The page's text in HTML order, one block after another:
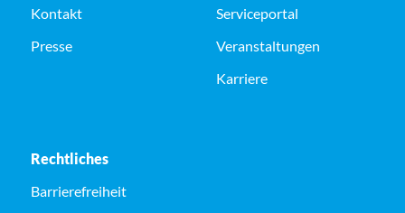
Kontakt
Presse
Serviceportal
Veranstaltungen
Karriere
Rechtliches
Barrierefreiheit